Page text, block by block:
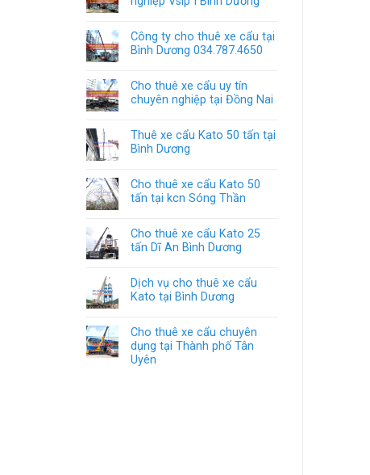
Công ty cho thuê xe cẩu tại
Bình Dương 034.787.4650
Cho thuê xe cẩu uy tín
chuyên nghiệp tại Đồng Nai
Thuê xe cẩu Kato 50 tấn tại
Bình Dương
Cho thuê xe cẩu Kato 50
tấn tại kcn Sóng Thần
Cho thuê xe cẩu Kato 25
tấn Dĩ An Bình Dương
Dịch vụ cho thuê xe cẩu
Kato tại Bình Dương
Cho thuê xe cẩu chuyên
dụng tại Thành phố Tân
Uyên